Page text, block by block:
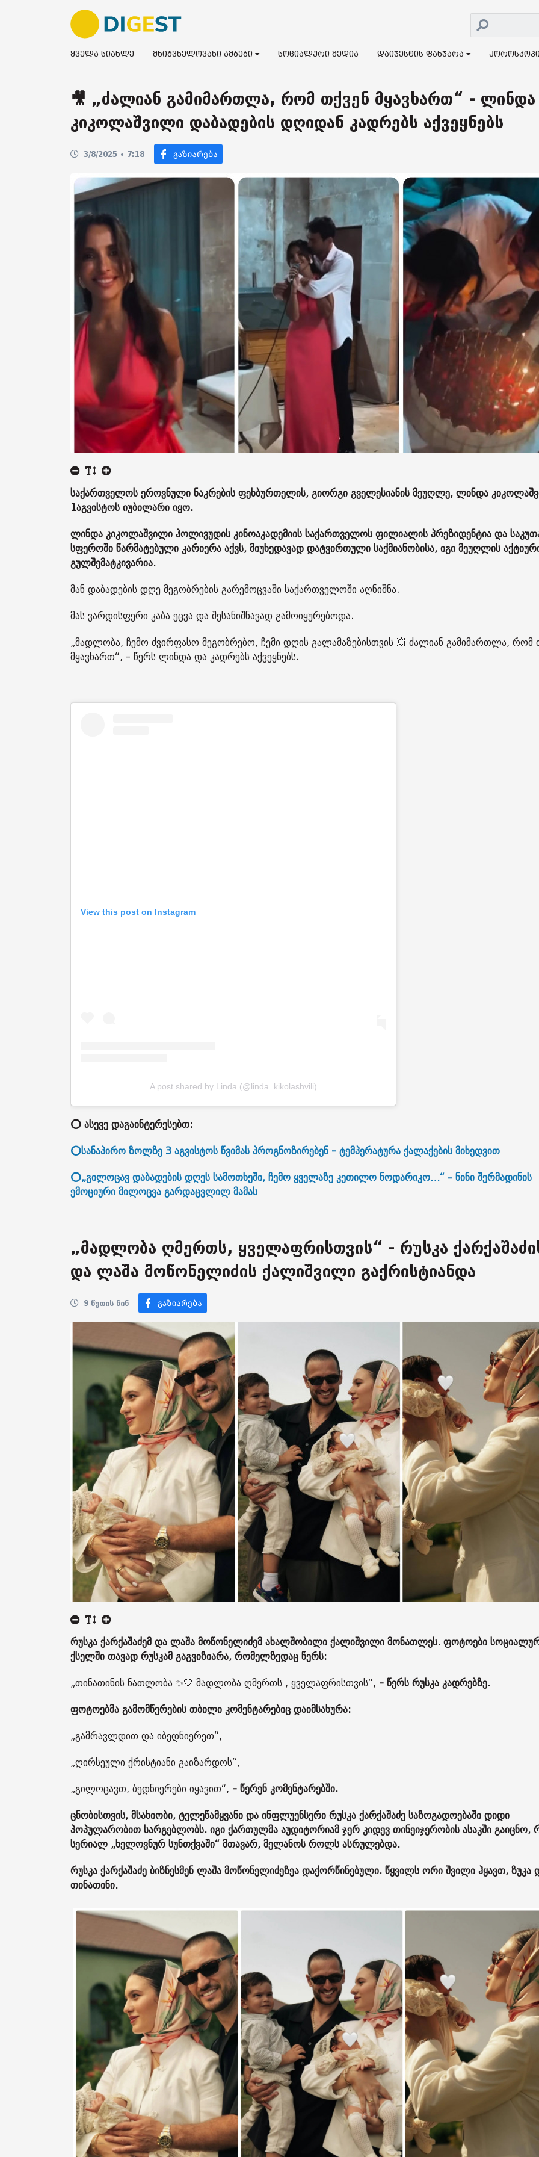
ყველა სიახლე მნიშვნელოვანი ამბები სოციალური მედია დაიჯესტის ფანჯარა
🎥 „ძალიან გამიმართლა, რომ თქვენ მყავხართ“ - ლინდა
კიკოლაშვილი დაბადების დღიდან კადრებს აქვეყნებს
3/8/2025 • 7:18
საქართველოს ეროვნული ნაკრების ფეხბურთელის, გიორგი გველესიანის მეუღლე, ლინდა
1აგვისტოს იუბილარი იყო.
ლინდა კიკოლაშვილი ჰოლივუდის კინოაკადემიის საქართველოს ფილიალის პრეზიდენტია და
სფეროში წარმატებული კარიერა აქვს, მიუხედავად დატვირთული საქმიანობისა, იგი მეუღლის
გულშემატკივარია.
მან დაბადების დღე მეგობრების გარემოცვაში საქართველოში აღნიშნა.
მას ვარდისფერი კაბა ეცვა და შესანიშნავად გამოიყურებოდა.
„მადლობა, ჩემო ძვირფასო მეგობრებო, ჩემი დღის გალამაზებისთვის 💥 ძალიან გამიმართლა, რომ
მყავხართ“, - წერს ლინდა და კადრებს აქვეყნებს.
View this post on Instagram
A post shared by Linda (@linda_kikolashvili)
⭕ ასევე დაგაინტერესებთ:
⭕სანაპირო ზოლზე 3 აგვისტოს წვიმას პროგნოზირებენ - ტემპერატურა ქალაქების მიხედვით
⭕„გილოცავ დაბადების დღეს სამოთხეში, ჩემო ყველაზე კეთილო ნოდარიკო…“ – ნინი შერმადინის
ემოციური მილოცვა გარდაცვლილ მამას
„მადლობა ღმერთს, ყველაფრისთვის“ - რუსკა
და ლაშა მოწონელიძის ქალიშვილი გაქრისტიანდა
9 წუთის წინ
რუსკა ქარქაშაძემ და ლაშა მოწონელიძემ ახალშობილი ქალიშვილი მონათლეს. ფოტოები
ქსელში თავად რუსკამ გაგვიზიარა, რომელზედაც წერს:
„თინათინის ნათლობა ✨🤍 მადლობა ღმერთს , ყველაფრისთვის“, - წერს რუსკა კადრებზე.
ფოტოებმა გამომწერების თბილი კომენტარებიც დაიმსახურა:
„გამრავლდით და იბედნიერეთ“,
„ღირსეული ქრისტიანი გაიზარდოს“,
„გილოცავთ, ბედნიერები იყავით“, - წერენ კომენტარებში.
ცნობისთვის, მსახიობი, ტელეწამყვანი და ინფლუენსერი რუსკა ქარქაშაძე საზოგადოებაში დიდი
პოპულარობით სარგებლობს. იგი ქართულმა აუდიტორიამ ჯერ კიდევ თინეიჯერობის ასაკში გაიცნო,
სერიალ „ხელოვნურ სუნთქვაში“ მთავარ, მელანოს როლს ასრულებდა.
რუსკა ქარქაშაძე ბიზნესმენ ლაშა მოწონელიძეზეა დაქორწინებული. წყვილს ორი შვილი ჰყავთ, ზუკა
თინათინი.